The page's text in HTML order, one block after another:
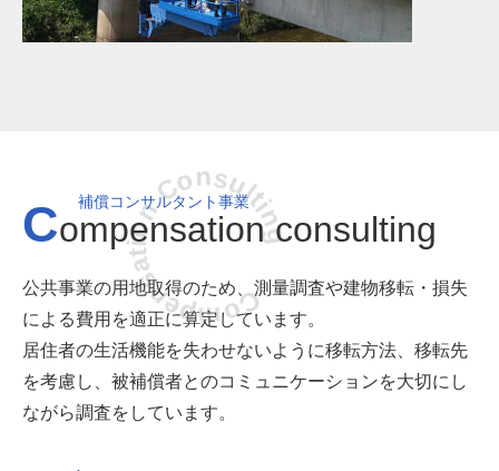
Compensation Consulting
Compensation consulting
補償コンサルタント事業
公共事業の用地取得のため、測量調査や建物移転・損失
による費用を適正に算定しています。
居住者の生活機能を失わせないように移転方法、移転先
を考慮し、被補償者とのコミュニケーションを大切にし
ながら調査をしています。